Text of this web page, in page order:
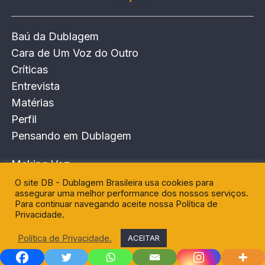
Baú da Dublagem
Cara de Um Voz do Outro
Críticas
Entrevista
Matérias
Perfil
Pensando em Dublagem
Making Voz
Top 10
Trailers dublados
20 Loops Por Hora
DB
O site DB - Dublagem Brasileira usa cookies para
assegurar uma melhor performance dos nossos serviços.
Para continuar navegando aceite nossa Política de
Privacidade.
Política de Privacidade. ACEITAR